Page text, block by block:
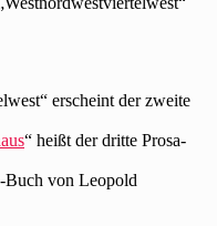
erscheint der zweite
“ heißt der dritte Prosa-
Buch von Leopold